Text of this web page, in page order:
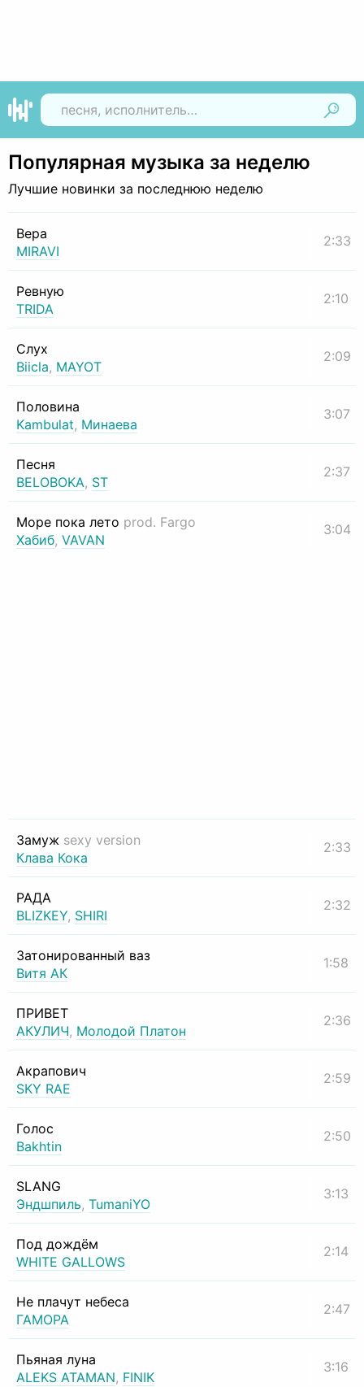
Популярная музыка за неделю
Лучшие новинки за последнюю неделю
Вера
MIRAVI
2:33
Ревную
TRIDA
2:10
Слух
Biicla, MAYOT
2:09
Половина
Kambulat, Минаева
3:07
Песня
BELOBOKA, ST
2:37
Море пока лето prod. Fargo
Хабиб, VAVAN
3:04
Замуж sexy version
Клава Кока
2:33
РАДА
BLIZKEY, SHIRI
2:32
Затонированный ваз
Витя АК
1:58
ПРИВЕТ
АКУЛИЧ, Молодой Платон
2:36
Акрапович
SKY RAE
2:59
Голос
Bakhtin
2:50
SLANG
Эндшпиль, TumaniYO
3:13
Под дождём
WHITE GALLOWS
2:14
Не плачут небеса
ГАМОРА
2:47
Пьяная луна
ALEKS ATAMAN, FINIK
3:16